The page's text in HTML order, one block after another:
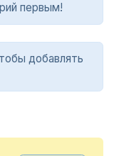
первым!
добавлять